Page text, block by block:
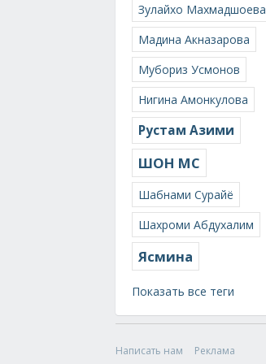
Зулайхо Махмадшоева
Мадина Акназарова
Мубориз Усмонов
Нигина Амонкулова
Рустам Азими
ШОН МС
Шабнами Сурайё
Шахроми Абдухалим
Ясмина
Показать все теги
Написать нам
Реклама